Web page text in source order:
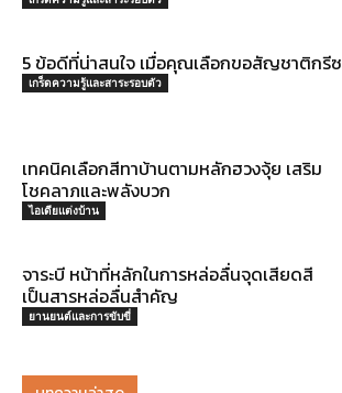
5 ข้อดีที่น่าสนใจ เมื่อคุณเลือกขอสัญชาติกรีซ
เกร็ดความรู้และสาระรอบตัว
เทคนิคเลือกสีทาบ้านตามหลักฮวงจุ้ย เสริม
โชคลาภและพลังบวก
ไอเดียแต่งบ้าน
จาระบี หน้าที่หลักในการหล่อลื่นจุดเสียดสี
เป็นสารหล่อลื่นสำคัญ
ยานยนต์และการขับขี่